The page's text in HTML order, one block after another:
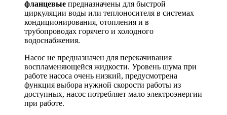
фланцевые предназначены для быстрой
циркуляции воды или теплоносителя в системах
кондиционирования, отопления и в
трубопроводах горячего и холодного
водоснабжения.
Насос не предназначен для перекачивания
воспламеняющейся жидкости. Уровень шума при
работе насоса очень низкий, предусмотрена
функция выбора нужной скорости работы из
доступных, насос потребляет мало электроэнергии
при работе.